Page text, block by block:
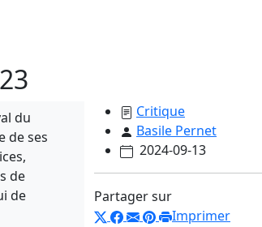
du
de ses
de
de
Critique
Basile Pernet
2024-09-13
Partager sur
Imprimer